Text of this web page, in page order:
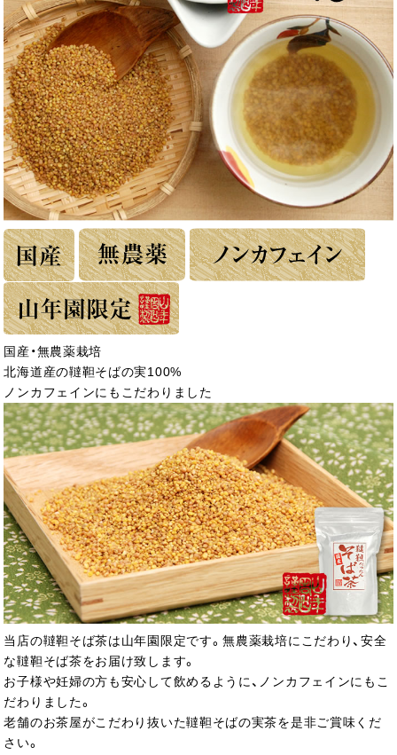
国産・無農薬栽培
北海道産の韃靼そばの実100%
ノンカフェインにもこだわりました
当店の韃靼そば茶は山年園限定です。無農薬栽培にこだわり、安全
な韃靼そば茶をお届け致します。
お子様や妊婦の方も安心して飲めるように、ノンカフェインにもこ
だわりました。
老舗のお茶屋がこだわり抜いた韃靼そばの実茶を是非ご賞味くだ
さい。